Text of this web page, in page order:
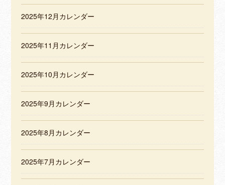
2025年12月カレンダー
2025年11月カレンダー
2025年10月カレンダー
2025年9月カレンダー
2025年8月カレンダー
2025年7月カレンダー